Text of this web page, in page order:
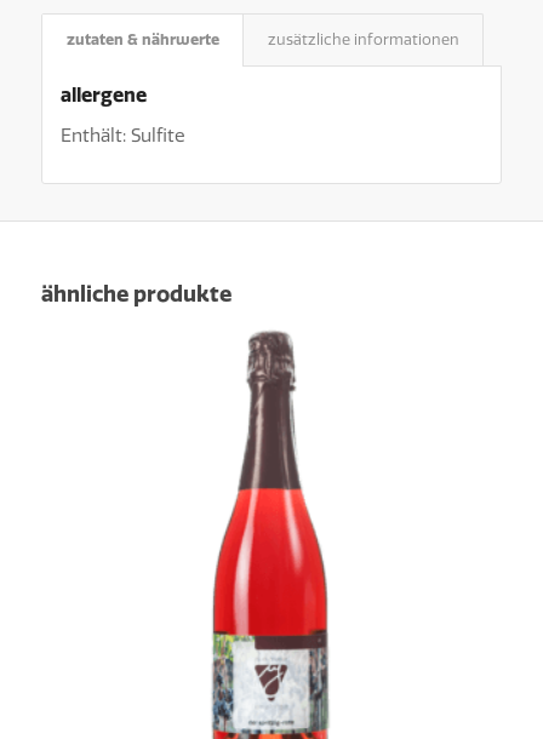
zutaten & nährwerte zusätzliche informationen
allergene
Enthält: Sulfite
ähnliche produkte